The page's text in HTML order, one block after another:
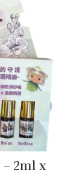
– 2ml x
。
前
價
格：
NT$1,920。